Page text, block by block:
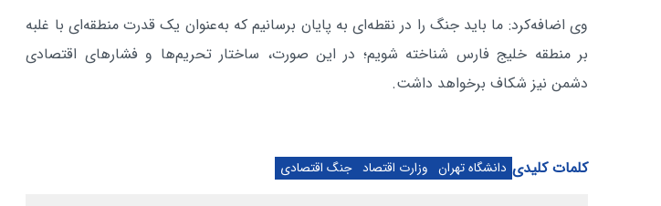
وی اضافه‌کرد: ما باید جنگ را در نقطه‌ای به پایان برسانیم که به‌عنوان یک قدرت منطقه‌ای با غلبه
بر منطقه خلیج فارس شناخته شویم؛ در این صورت، ساختار تحریم‌ها و فشارهای اقتصادی
دشمن نیز شکاف برخواهد داشت.
کلمات کلیدی دانشگاه تهران وزارت اقتصاد جنگ اقتصادی